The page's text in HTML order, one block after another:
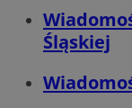
Śląskiej